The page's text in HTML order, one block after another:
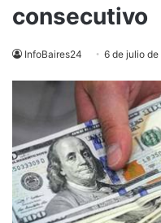
consecutivo
InfoBaires24 6 de julio